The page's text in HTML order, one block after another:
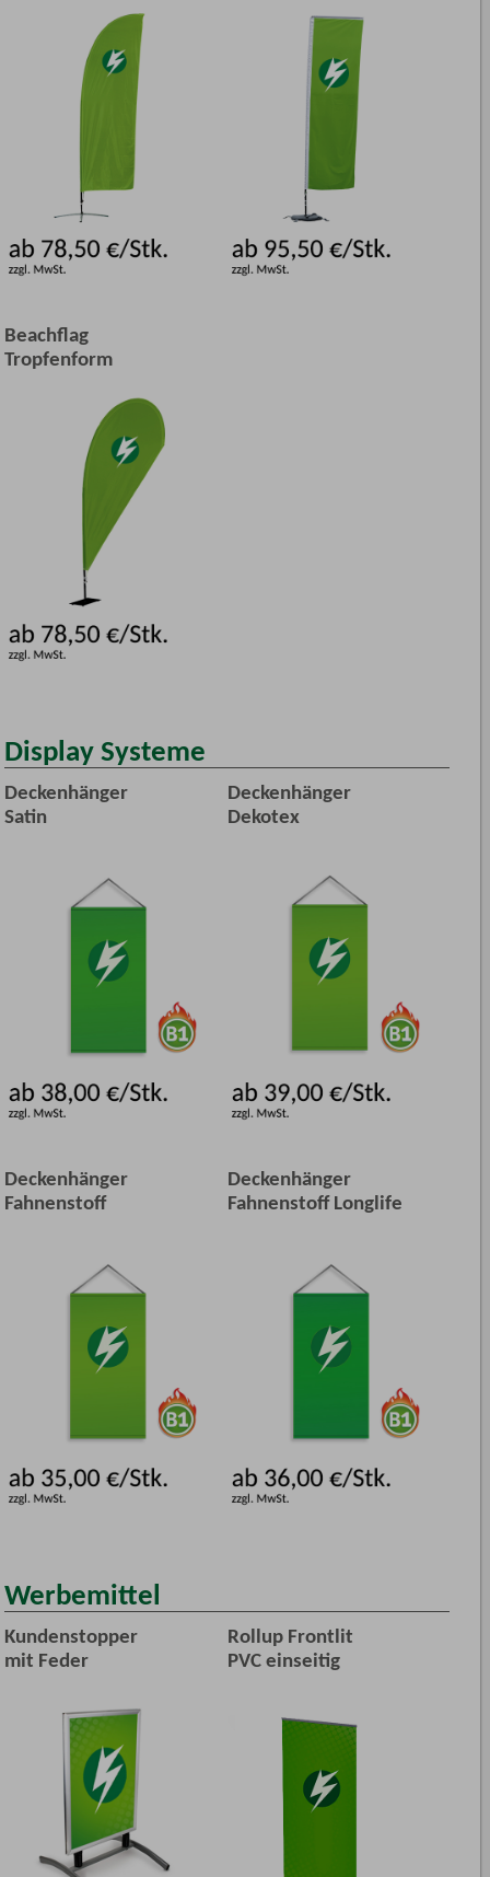
Beachflag
Tropfenform
Display Systeme
Deckenhänger
Satin
Deckenhänger
Dekotex
Deckenhänger
Fahnenstoff
Deckenhänger
Fahnenstoff Longlife
Werbemittel
Kundenstopper
mit Feder
Rollup Frontlit
PVC einseitig